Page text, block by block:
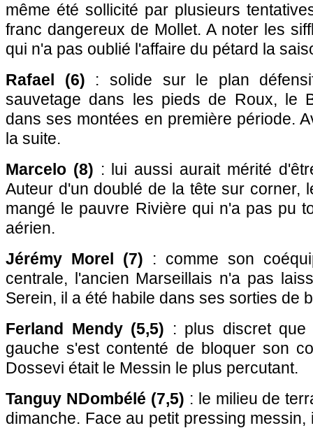
même été sollicité par plusieurs
franc dangereux de Mollet. A noter les
qui n'a pas oublié l'affaire du pétard la
Rafael (6) : solide sur le plan
sauvetage dans les pieds de Roux, le
dans ses montées en première période.
la suite.
Marcelo (8) : lui aussi aurait mérité
Auteur d'un doublé de la tête sur corner,
mangé le pauvre Rivière qui n'a pas pu
aérien.
Jérémy Morel (7) : comme son
centrale, l'ancien Marseillais n'a pas
Serein, il a été habile dans ses sorties de
Ferland Mendy (5,5) : plus discret que
gauche s'est contenté de bloquer son
Dossevi était le Messin le plus percutant.
Tanguy NDombélé (7,5) : le milieu de
dimanche. Face au petit pressing